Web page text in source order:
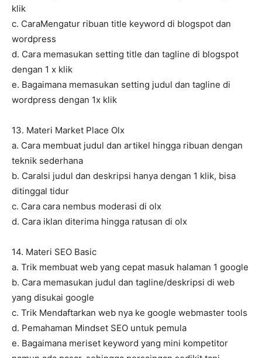
klik
c. CaraMengatur ribuan title keyword di blogspot dan
wordpress
d. Cara memasukan setting title dan tagline di blogspot
dengan 1 x klik
e. Bagaimana memasukan setting judul dan tagline di
wordpress dengan 1x klik
13. Materi Market Place Olx
a. Cara membuat judul dan artikel hingga ribuan dengan
teknik sederhana
b. CaraIsi judul dan deskripsi hanya dengan 1 klik, bisa
ditinggal tidur
c. Cara cara nembus moderasi di olx
d. Cara iklan diterima hingga ratusan di olx
14. Materi SEO Basic
a. Trik membuat web yang cepat masuk halaman 1 google
b. Cara memasukan judul dan tagline/deskripsi di web
yang disukai google
c. Trik Mendaftarkan web nya ke google webmaster tools
d. Pemahaman Mindset SEO untuk pemula
e. Bagaimana meriset keyword yang mini kompetitor